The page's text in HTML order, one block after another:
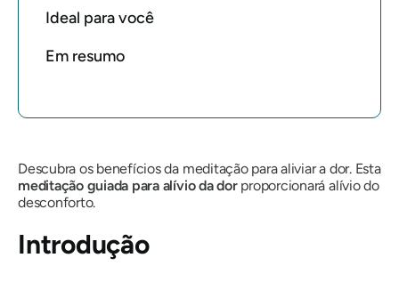
Ideal para você
Em resumo
Descubra os benefícios da meditação para aliviar a dor. Esta
meditação guiada para alívio da dorproporcionará alívio do
desconforto.
Introdução